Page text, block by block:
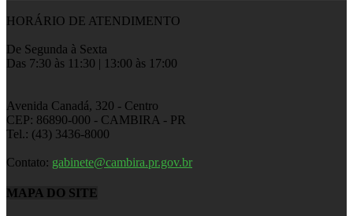
HORÁRIO DE ATENDIMENTO
De Segunda à Sexta
Das 7:30 às 11:30 | 13:00 às 17:00
Avenida Canadá, 320 - Centro
CEP: 86890-000 - CAMBIRA - PR
Tel.: (43) 3436-8000
Contato: gabinete@cambira.pr.gov.br
MAPA DO SITE